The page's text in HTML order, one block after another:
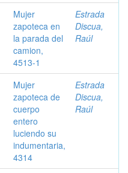
Mujer
zapoteca en
la parada del
camion,
4513-1
Estrada
Discua,
Raúl
Mujer
zapoteca de
cuerpo
entero
luciendo su
indumentaria,
4314
Estrada
Discua,
Raúl